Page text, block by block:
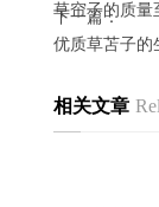
草帘子的质量
下一篇：
优质草苫子的
相关文章